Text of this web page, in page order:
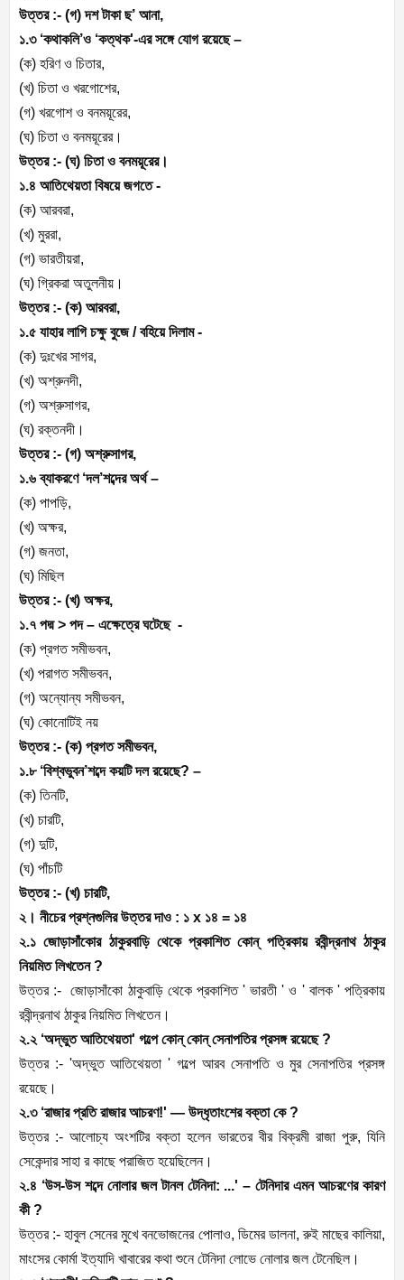
উত্তর :- (গ) দশ টাকা ছ’ আনা,
১.৩ ‘কথাকলি’ও ‘কত্থক'-এর সঙ্গে যোগ রয়েছে –
(ক) হরিণ ও চিতার,
(খ) চিতা ও খরগোশের,
(গ) খরগোশ ও বনময়ূরের,
(ঘ) চিতা ও বনময়ূরের।
উত্তর :- (ঘ) চিতা ও বনময়ূরের।
১.৪ আতিথেয়তা বিষয়ে জগতে -
(ক) আরবরা,
(খ) মুররা,
(গ) ভারতীয়রা,
(ঘ) গ্রিকরা অতুলনীয়।
উত্তর :- (ক) আরবরা,
১.৫ যাহার লাগি চক্ষু বুজে / বহিয়ে দিলাম -
(ক) দুঃখের সাগর,
(খ) অশ্রুনদী,
(গ) অশ্রুসাগর,
(ঘ) রক্তনদী।
উত্তর :- (গ) অশ্রুসাগর,
১.৬ ব্যাকরণে ‘দল’শব্দের অর্থ –
(ক) পাপড়ি,
(খ) অক্ষর,
(গ) জনতা,
(ঘ) মিছিল
উত্তর :- (খ) অক্ষর,
১.৭ পদ্ম > পদ – এক্ষেত্রে ঘটেছে -
(ক) প্রগত সমীভবন,
(খ) পরাগত সমীভবন,
(গ) অন্যোন্য সমীভবন,
(ঘ) কোনোটিই নয়
উত্তর :- (ক) প্রগত সমীভবন,
১.৮ ‘বিশ্বভুবন’শব্দে কয়টি দল রয়েছে? –
(ক) তিনটি,
(খ) চারটি,
(গ) দুটি,
(ঘ) পাঁচটি
উত্তর :- (খ) চারটি,
২। নীচের প্রশ্নগুলির উত্তর দাও : ১ x ১৪ = ১৪
২.১ জোড়াসাঁকোর ঠাকুরবাড়ি থেকে প্রকাশিত কোন্ পত্রিকায় রবীন্দ্রনাথ ঠাকুর
নিয়মিত লিখতেন ?
উত্তর :- জোড়াসাঁকো ঠাকুবাড়ি থেকে প্রকাশিত ' ভারতী ' ও ' বালক ' পত্রিকায়
রবীন্দ্রনাথ ঠাকুর নিয়মিত লিখতেন।
২.২ ‘অদ্ভুত আতিথেয়তা' গল্পে কোন্ কোন্ সেনাপতির প্রসঙ্গ রয়েছে ?
উত্তর :- 'অদ্ভুত আতিথেয়তা ' গল্পে আরব সেনাপতি ও মুর সেনাপতির প্রসঙ্গ
রয়েছে।
২.৩ ‘রাজার প্রতি রাজার আচরণ!' — উদ্ধৃতাংশের বক্তা কে ?
উত্তর :- আলোচ্য অংশটির বক্তা হলেন ভারতের বীর বিক্রমী রাজা পুরু, যিনি
সেকেন্দার সাহা র কাছে পরাজিত হয়েছিলেন।
২.৪ ‘উস-উস শব্দে নোলার জল টানল টেনিদা: ...' – টেনিদার এমন আচরণের কারণ
কী ?
উত্তর :- হাবুল সেনের মুখে বনভোজনের পোলাও, ডিমের ডালনা, রুই মাছের কালিয়া,
মাংসের কোর্মা ইত্যাদি খাবারের কথা শুনে টেনিদা লোভে নোলার জল টেনেছিল।